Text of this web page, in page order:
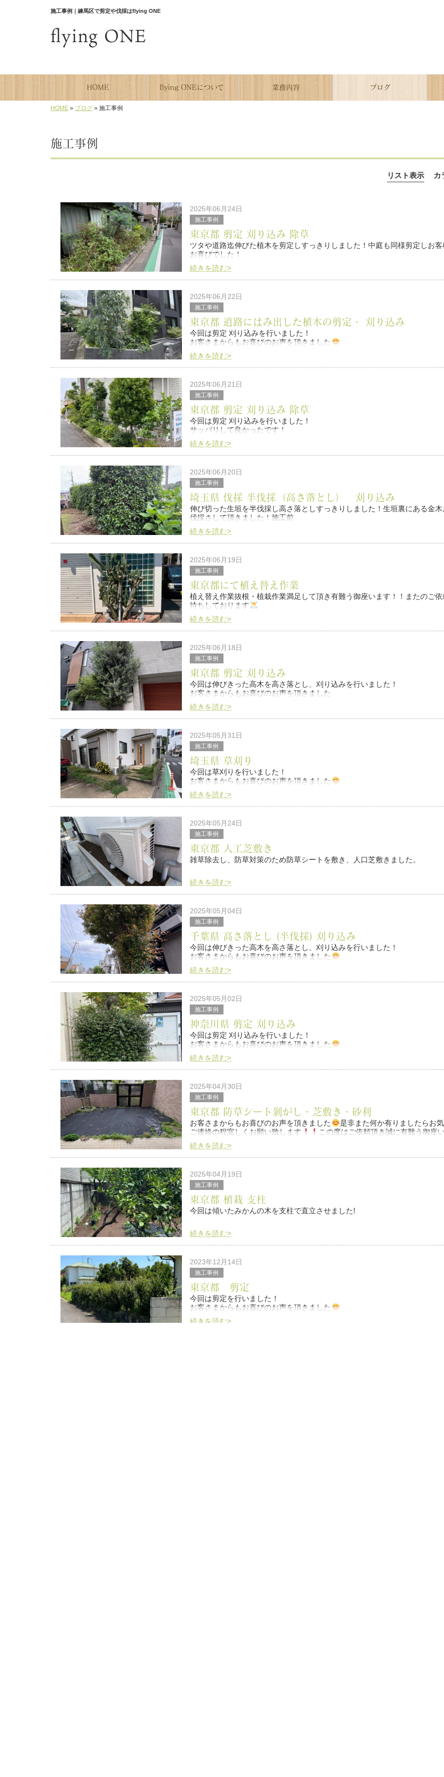
施工事例｜練馬区で剪定や伐採はflying ONE
HOME flying ONEについて 業務内容 ブログ
HOME » ブログ » 施工事例
施工事例
リスト表示 カ
2025年06月24日
施工事例
東京都 剪定 刈り込み 除草
ツタや道路迄伸びた植木を剪定しすっきりしました！中庭も同様剪定しお客
お喜びでした！
施工前
施工後
是非造園・植木屋・flying ONEまで今後とも宜しくお願い致します
続きを読む>
2025年06月22日
施工事例
東京都 道路にはみ出した植木の剪定・ 刈り込み
今回は剪定 刈り込みを行いました！
お客さまからもお喜びのお声を頂きました
施工後
費用の方も格安で仕上げられたかなと思います
是非また何か有りました
続きを読む>
2025年06月21日
施工事例
東京都 剪定 刈り込み 除草
今回は剪定 刈り込みを行いました！
サッパリして良かったです！
施工前
施工後
]
是非また何か有りましたらお気軽にご連絡の程宜しくお願い致します&#x
続きを読む>
2025年06月20日
施工事例
埼玉県 伐採 半伐採（高さ落とし） 刈り込み
伸び切った生垣を半伐採し高さ落としすっきりしました！生垣裏にある金木
伐採さして頂きました！施工前
施工後
費用の方も格安で仕上げられたかなと思います
是非また何か有りました
続きを読む>
2025年06月19日
施工事例
東京都にて植え替え作業
植え替え作業抜根・植栽作業満足して頂き有難う御座います！！またのご依
待ちしております
施工前
施工後
お庭の事で何か有りま
続きを読む>
2025年06月18日
施工事例
東京都 剪定 刈り込み
今回は伸びきった高木を高さ落とし、刈り込みを行いました！
お客さまからもお喜びのお声を頂きました
施工前
施工後
是非また何か有りましたらお気軽にご連絡の程宜しくお願い致します
続きを読む>
2025年05月31日
施工事例
埼玉県 草刈り
今回は草刈りを行いました！
お客さまからもお喜びのお声を頂きました
施工前
施工後
とても気持ちの良いお庭へと変身しましたɵ
続きを読む>
2025年05月24日
施工事例
東京都 人工芝敷き
雑草除去し、防草対策のため防草シートを敷き、人口芝敷きました。
施工前
施工後
とても気持ちの良いお庭へと変身しました Ƕ
続きを読む>
2025年05月04日
施工事例
千葉県 高さ落とし (半伐採) 刈り込み
今回は伸びきった高木を高さ落とし、刈り込みを行いました！
お客さまからもお喜びのお声を頂きました
施工前施工後
是非また何か有りましたらお気軽にご連絡の程宜しくお願い致します
続きを読む>
2025年05月02日
施工事例
神奈川県 剪定 刈り込み
今回は剪定 刈り込みを行いました！
お客さまからもお喜びのお声を頂きました
施工前 施工前
是非また何か有りましたらお気軽にご連絡の程宜しくお願い致します
続きを読む>
2025年04月30日
施工事例
東京都 防草シート剝がし・芝敷き・砂利
お客さまからもお喜びのお声を頂きました
是非また何か有りましたらお
ご連絡の程宜しくお願い致します
この度はご依頼頂き誠に有難う御座
す。施工前
続きを読む>
2025年04月19日
施工事例
東京都 植栽 支柱
今回は傾いたみかんの木を支柱で直立させました!
施工前
施工後
お客さまからもお喜びのお声を頂きました
続きを読む>
2023年12月14日
施工事例
東京都 剪定
今回は剪定を行いました！
お客さまからもお喜びのお声を頂きました
続きを読む>